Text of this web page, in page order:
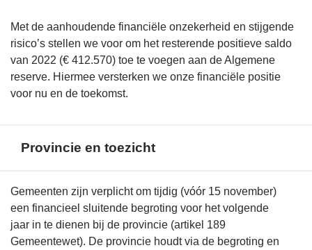
2022
Met de aanhoudende financiële onzekerheid en stijgende
risico’s stellen we voor om het resterende positieve saldo
van 2022 (€ 412.570) toe te voegen aan de Algemene
reserve. Hiermee versterken we onze financiële positie
voor nu en de toekomst.
Provincie en toezicht
Terug
naar
navigatie
Gemeenten zijn verplicht om tijdig (vóór 15 november)
een financieel sluitende begroting voor het volgende
jaar in te dienen bij de provincie (artikel 189
Gemeentewet). De provincie houdt via de begroting en